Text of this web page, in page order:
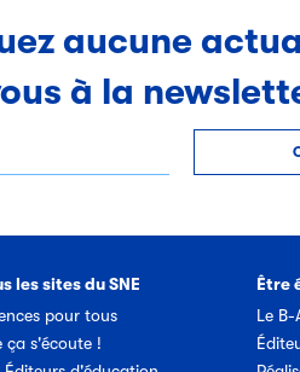
aucune
à la
les sites du SNE
pour tous
ça s'écoute !
Être
Le B-